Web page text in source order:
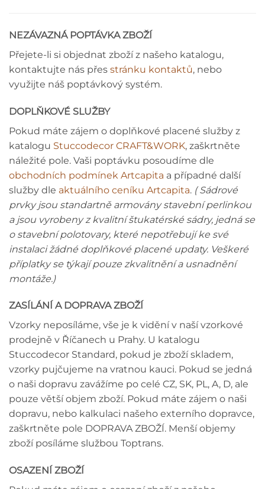
NEZÁVAZNÁ POPTÁVKA ZBOŽÍ
Přejete-li si objednat zboží z našeho katalogu,
kontaktujte nás přes stránku kontaktů, nebo
využijte náš poptávkový systém.
DOPLŇKOVÉ SLUŽBY
Pokud máte zájem o doplňkové placené služby z
katalogu Stuccodecor CRAFT&WORK, zaškrtněte
náležité pole. Vaši poptávku posoudíme dle
obchodních podmínek Artcapita a případné další
služby dle aktuálního ceníku Artcapita. ( Sádrové
prvky jsou standartně armovány stavební perlinkou
a jsou vyrobeny z kvalitní štukatérské sádry, jedná se
o stavební polotovary, které nepotřebují ke své
instalaci žádné doplňkové placené updaty. Veškeré
příplatky se týkají pouze zkvalitnění a usnadnění
montáže.)
ZASÍLÁNÍ A DOPRAVA ZBOŽÍ
Vzorky neposíláme, vše je k vidění v naší vzorkové
prodejně v Říčanech u Prahy. U katalogu
Stuccodecor Standard, pokud je zboží skladem,
vzorky pujčujeme na vratnou kauci. Pokud se jedná
o naši dopravu zavážíme po celé CZ, SK, PL, A, D, ale
pouze větší objem zboží. Pokud máte zájem o naši
dopravu, nebo kalkulaci našeho externího dopravce,
zaškrtněte pole DOPRAVA ZBOŽÍ. Menší objemy
zboží posíláme službou Toptrans.
OSAZENÍ ZBOŽÍ